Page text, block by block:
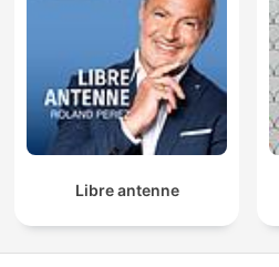
Libre antenne